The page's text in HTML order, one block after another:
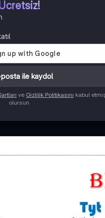
ile kaydol
ve Gizlilik Politikasını kabul
olursun